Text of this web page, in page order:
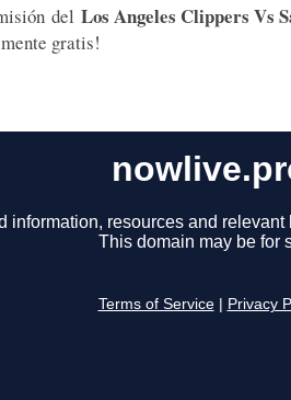
del Los Angeles Clippers Vs
gratis!